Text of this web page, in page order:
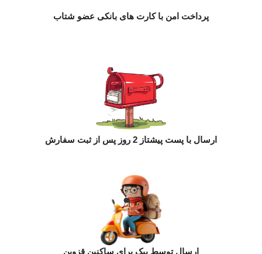
پرداخت امن با کارت های بانکی عضو شتاب
ارسال با پست پیشتاز 2 روز پس از ثبت سفارش
ارسال توسط پیک برای ساکنین قزوین